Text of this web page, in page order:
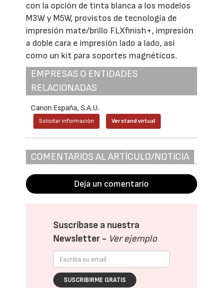
con la opción de tinta blanca a los modelos
M3W y M5W, provistos de tecnología de
impresión mate/brillo FLXfinish+, impresión
a doble cara e impresión lado a lado, así
como un kit para soportes magnéticos.
EMPRESAS O ENTIDADES
RELACIONADAS
Canon España, S.A.U.
Solicitar información Ver stand virtual
COMENTARIOS AL ARTÍCULO/NOTICIA
Deja un comentario
Suscríbase a nuestra
Newsletter - Ver ejemplo
SUSCRIBIRME GRATIS